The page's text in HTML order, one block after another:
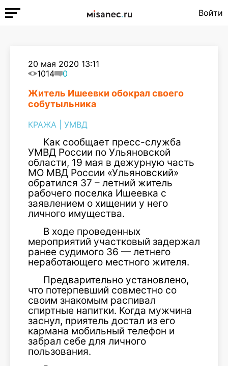
Войти
20 мая 2020 13:11
1014
0
Житель Ишеевки обокрал своего
собутыльника
КРАЖА УМВД
Как сообщает пресс-служба
УМВД России по Ульяновской
области, 19 мая в дежурную часть
МО МВД России «Ульяновский»
обратился 37 – летний житель
рабочего поселка Ишеевка с
заявлением о хищении у него
личного имущества.
В ходе проведенных
мероприятий участковый задержал
ранее судимого 36 — летнего
неработающего местного жителя.
Предварительно установлено,
что потерпевший совместно со
своим знакомым распивал
спиртные напитки. Когда мужчина
заснул, приятель достал из его
кармана мобильный телефон и
забрал себе для личного
пользования.